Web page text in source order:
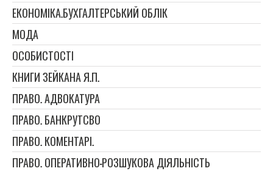
ЕКОНОМІКА.БУХГАЛТЕРСЬКИЙ ОБЛІК
МОДА
ОСОБИСТОСТІ
КНИГИ ЗЕЙКАНА Я.П.
ПРАВО. АДВОКАТУРА
ПРАВО. БАНКРУТСВО
ПРАВО. КОМЕНТАРІ.
ПРАВО. ОПЕРАТИВНО-РОЗШУКОВА ДІЯЛЬНІСТЬ